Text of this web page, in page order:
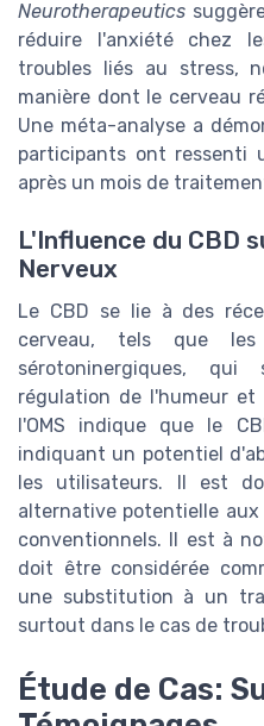
Neurotherapeutics
réduire l'anxiété chez
troubles liés au stress,
manière dont le cerveau
Une méta-analyse a
participants ont ressenti
après un mois de
L'Influence du CBD
Nerveux
Le CBD se lie à des
cerveau, tels que
sérotoninergiques,
régulation de l'humeur
l'OMS indique que le
indiquant un potentiel
les utilisateurs. Il est
alternative potentielle
conventionnels. Il est à
doit être considérée
une substitution à un
surtout dans le cas de
Étude de Cas: